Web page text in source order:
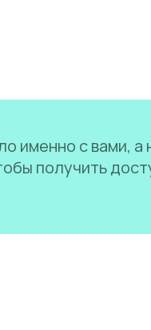
именно с вами, а
получить